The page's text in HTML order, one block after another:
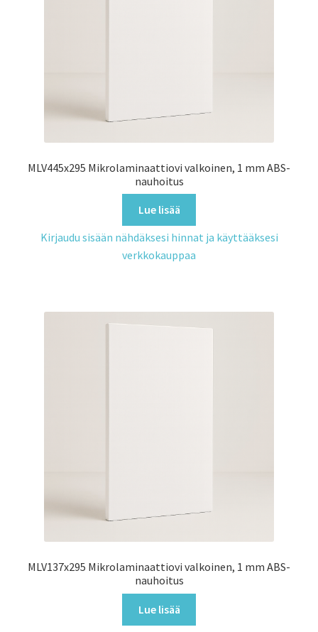
MLV445x295 Mikrolaminaattiovi valkoinen, 1 mm ABS-
nauhoitus
Lue lisää
Kirjaudu sisään nähdäksesi hinnat ja käyttääksesi
verkkokauppaa
MLV137x295 Mikrolaminaattiovi valkoinen, 1 mm ABS-
nauhoitus
Lue lisää